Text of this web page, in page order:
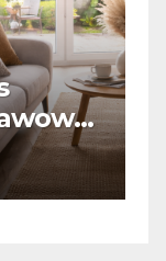
owada a
to
2025